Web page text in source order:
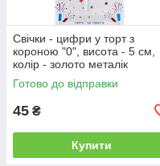
Свічки - цифри у торт з
короною "0", висота - 5 см,
колір - золото металік
Готово до відправки
45 ₴
Купити